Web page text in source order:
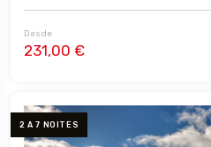
Desde
231,00 €
2 A 7 NOITES